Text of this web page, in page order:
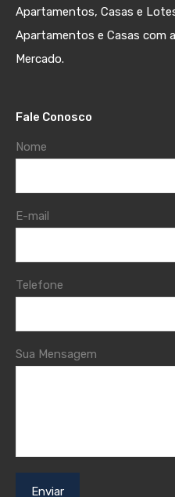
Apartamentos, Casas e
Apartamentos e Casas com
Mercado.
Fale Conosco
Nome
E-mail
Telefone
Sua Mensagem